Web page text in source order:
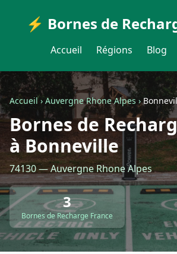
⚡ Bornes de
Accueil Régions Blog
Accueil›Auvergne Rhone Alpes›
Bornes de
à Bonneville
74130 — Auvergne Rhone Alpes
3
Bornes de Recharge France